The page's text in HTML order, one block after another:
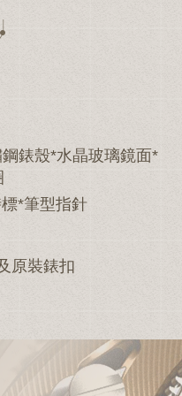
錶殼*水晶玻璃鏡面*
*筆型指針
原裝錶扣